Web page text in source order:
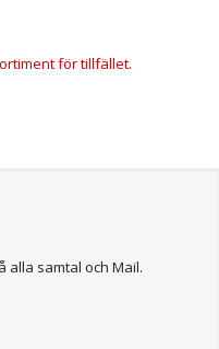
för tillfället.
alla samtal och Mail.